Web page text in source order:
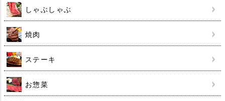
しゃぶしゃぶ
焼肉
ステーキ
お惣菜